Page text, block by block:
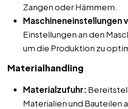
Zangen oder Hämmern.
Maschineneinstellungen
Einstellungen an den
um die Produktion zu
Materialhandling
Materialzufuhr:
Materialien und Bauteilen